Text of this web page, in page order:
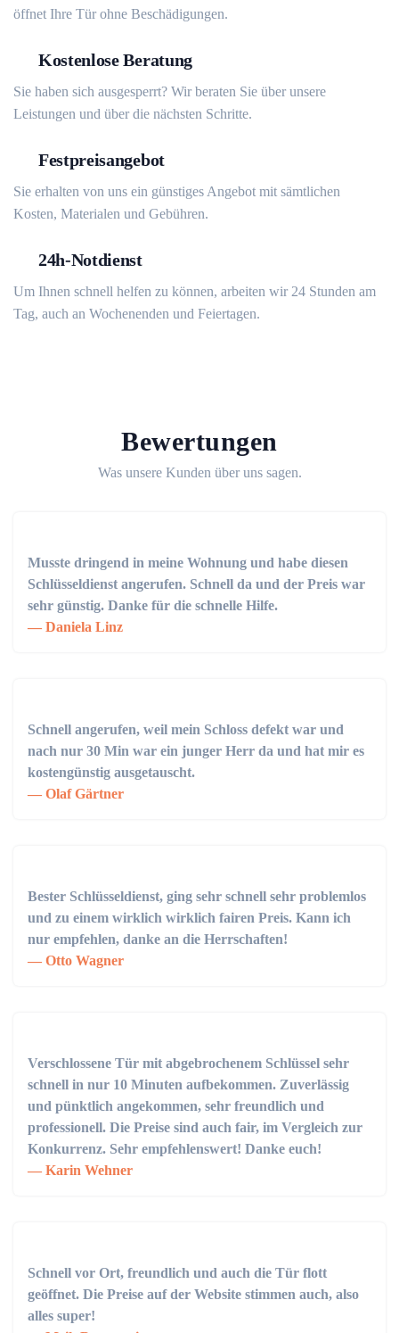
öffnet Ihre Tür ohne Beschädigungen.
Kostenlose Beratung
Sie haben sich ausgesperrt? Wir beraten Sie über unsere
Leistungen und über die nächsten Schritte.
Festpreisangebot
Sie erhalten von uns ein günstiges Angebot mit sämtlichen
Kosten, Materialen und Gebühren.
24h-Notdienst
Um Ihnen schnell helfen zu können, arbeiten wir 24 Stunden am
Tag, auch an Wochenenden und Feiertagen.
Bewertungen
Was unsere Kunden über uns sagen.
Musste dringend in meine Wohnung und habe diesen
Schlüsseldienst angerufen. Schnell da und der Preis war
sehr günstig. Danke für die schnelle Hilfe.
Daniela Linz
Schnell angerufen, weil mein Schloss defekt war und
nach nur 30 Min war ein junger Herr da und hat mir es
kostengünstig ausgetauscht.
Olaf Gärtner
Bester Schlüsseldienst, ging sehr schnell sehr problemlos
und zu einem wirklich wirklich fairen Preis. Kann ich
nur empfehlen, danke an die Herrschaften!
Otto Wagner
Verschlossene Tür mit abgebrochenem Schlüssel sehr
schnell in nur 10 Minuten aufbekommen. Zuverlässig
und pünktlich angekommen, sehr freundlich und
professionell. Die Preise sind auch fair, im Vergleich zur
Konkurrenz. Sehr empfehlenswert! Danke euch!
Karin Wehner
Schnell vor Ort, freundlich und auch die Tür flott
geöffnet. Die Preise auf der Website stimmen auch, also
alles super!